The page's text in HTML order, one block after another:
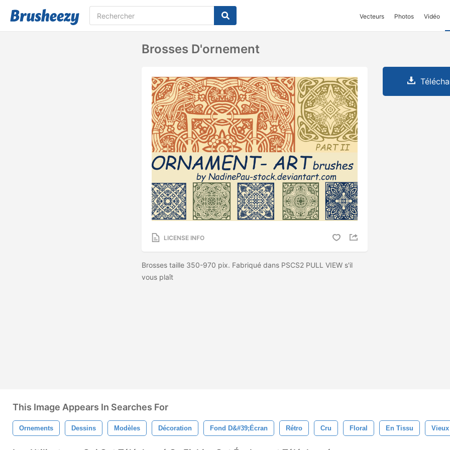
Vecteurs Photos Vidéo
Brosses D'ornement
LICENSE INFO
Brosses taille 350-970 pix. Fabriqué dans PSCS2 PULL VIEW s'il
vous plaît
This Image Appears In Searches For
Ornements Dessins Modèles Décoration Fond D&#39;écran Rétro Cru Floral En Tissu Vieux